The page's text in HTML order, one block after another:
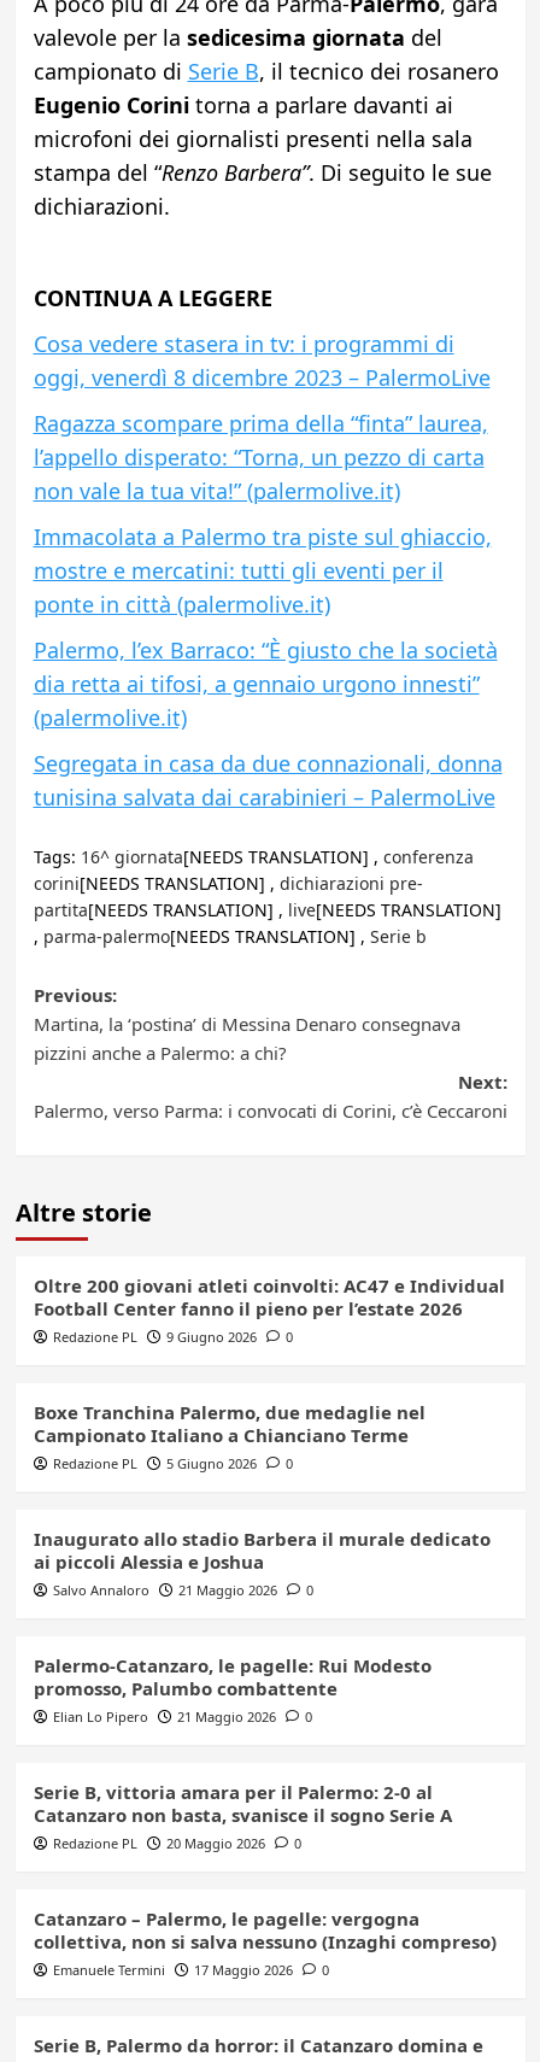
valevole per la sedicesima giornata del
campionato di Serie B, il tecnico dei rosanero
Eugenio Corinitorna a parlare davanti ai
microfoni dei giornalisti presenti nella sala
stampa del “Renzo Barbera”. Di seguito le sue
dichiarazioni.
CONTINUA A LEGGERE
Cosa vedere stasera in tv: i programmi di
oggi, venerdì 8 dicembre 2023 – PalermoLive
Ragazza scompare prima della “finta” laurea,
l’appello disperato: “Torna, un pezzo di carta
non vale la tua vita!” (palermolive.it)
Immacolata a Palermo tra piste sul ghiaccio,
mostre e mercatini: tutti gli eventi per il
ponte in città (palermolive.it)
Palermo, l’ex Barraco: “È giusto che la società
dia retta ai tifosi, a gennaio urgono innesti”
(palermolive.it)
Segregata in casa da due connazionali, donna
tunisina salvata dai carabinieri – PalermoLive
Tags: 16^ giornata[NEEDS TRANSLATION] , conferenza
corini[NEEDS TRANSLATION] , dichiarazioni pre-
partita[NEEDS TRANSLATION] , live[NEEDS TRANSLATION]
, parma-palermo[NEEDS TRANSLATION] , Serie b
Post
navigation
Previous:
Martina, la ‘postina’ di Messina Denaro consegnava
pizzini anche a Palermo: a chi?
Next:
Palermo, verso Parma: i convocati di Corini, c’è Ceccaroni
Altre storie
Oltre 200 giovani atleti coinvolti: AC47 e Individual
Football Center fanno il pieno per l’estate 2026
Redazione PL 9 Giugno 2026 0
Boxe Tranchina Palermo, due medaglie nel
Campionato Italiano a Chianciano Terme
Redazione PL 5 Giugno 2026 0
Inaugurato allo stadio Barbera il murale dedicato
ai piccoli Alessia e Joshua
Salvo Annaloro 21 Maggio 2026 0
Palermo-Catanzaro, le pagelle: Rui Modesto
promosso, Palumbo combattente
Elian Lo Pipero 21 Maggio 2026 0
Serie B, vittoria amara per il Palermo: 2-0 al
Catanzaro non basta, svanisce il sogno Serie A
Redazione PL 20 Maggio 2026 0
Catanzaro – Palermo, le pagelle: vergogna
collettiva, non si salva nessuno (Inzaghi compreso)
Emanuele Termini 17 Maggio 2026 0
Serie B, Palermo da horror: il Catanzaro domina e